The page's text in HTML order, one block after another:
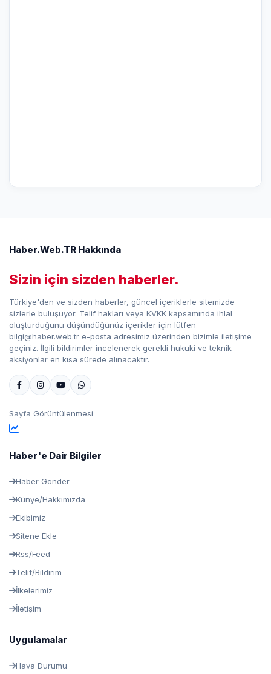
Haber.Web.TR Hakkında
Sizin için sizden haberler.
Türkiye'den ve sizden haberler, güncel içeriklerle sitemizde
sizlerle buluşuyor. Telif hakları veya KVKK kapsamında ihlal
oluşturduğunu düşündüğünüz içerikler için lütfen
bilgi@haber.web.tr e-posta adresimiz üzerinden bizimle iletişime
geçiniz. İlgili bildirimler incelenerek gerekli hukuki ve teknik
aksiyonlar en kısa sürede alınacaktır.
Sayfa Görüntülenmesi
Haber'e Dair Bilgiler
Haber Gönder
Künye/Hakkımızda
Ekibimiz
Sitene Ekle
Rss/Feed
Telif/Bildirim
İlkelerimiz
İletişim
Uygulamalar
Hava Durumu